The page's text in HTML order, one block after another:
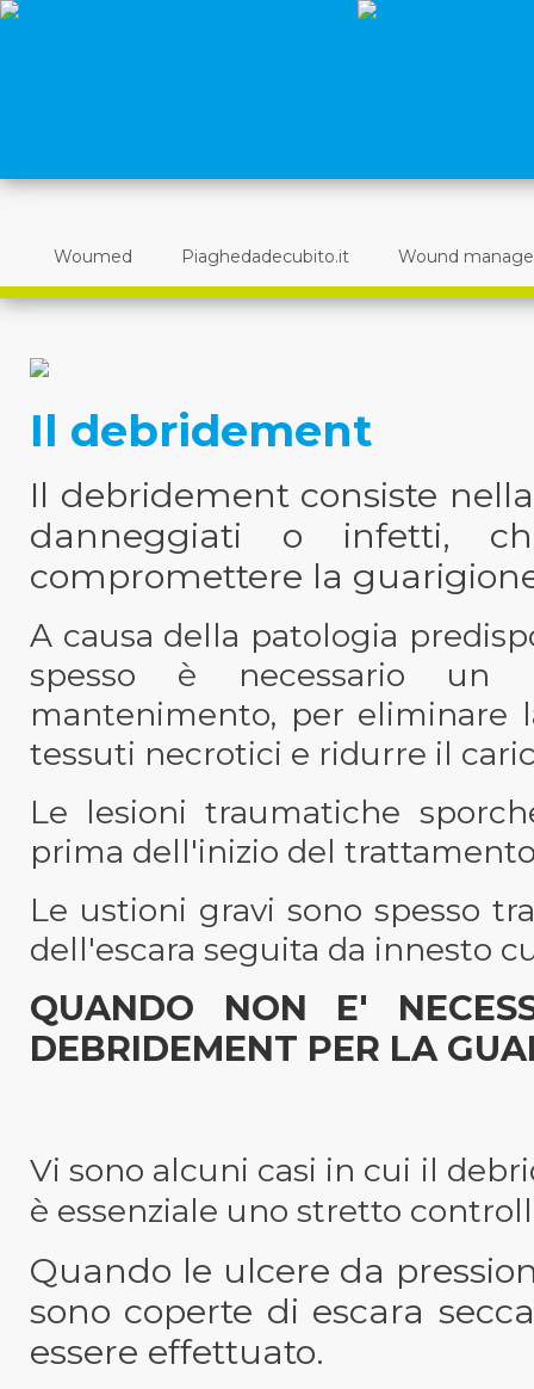
Woumed Piaghedadecubito.it Wound
Il debridement
Il debridement consiste
danneggiati o infetti,
compromettere la
A causa della patologia
spesso è necessario un
mantenimento, per eliminare
tessuti necrotici e ridurre il
Le lesioni traumatiche
prima dell'inizio del
Le ustioni gravi sono spesso
dell'escara seguita da innesto
QUANDO NON E'
DEBRIDEMENT PER LA
Vi sono alcuni casi in cui il
è essenziale uno stretto
Quando le ulcere da
sono coperte di escara
essere effettuato.